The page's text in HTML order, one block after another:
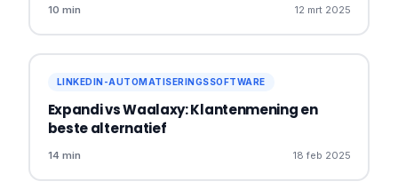
10 min 12 mrt 2025
LINKEDIN-AUTOMATISERINGSSOFTWARE
Expandi vs Waalaxy: Klantenmening en
beste alternatief
14 min 18 feb 2025